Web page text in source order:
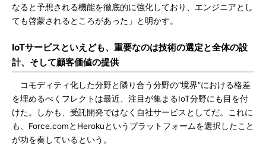
なると予想される機能を徹底的に強化しており、エンジニアとし
ても啓蒙されるところがあった」と明かす。
IoTサービスといえども、重要なのは技術の選定と全体の設
計、そして顧客価値の提供
コモディティ化した分野と隣り合う分野の“境界”における格差
を埋めるべくフレクトは最近、注目が集まるIoT分野にも目を付
けた。しかも、受託開発ではなく自社サービスとしてだ。これに
も、Force.comとHerokuというプラットフォームを選択したこと
が功を奏しているという。